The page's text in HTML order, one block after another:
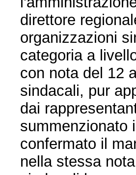
direttore
organizzazioni
categoria a
con nota del 12
sindacali, pur
dai
summenzionato
confermato il
nella stessa